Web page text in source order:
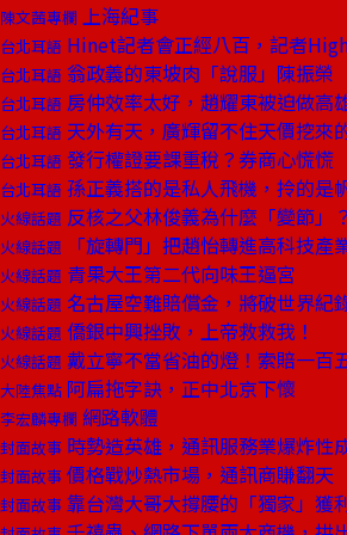
陳文茜專欄 上海紀事
台北耳語 Hinet記者會正經八百，記者
台北耳語 翁政義的東坡肉「說服」陳振榮
台北耳語 房仲效率太好，趙耀東被迫做高
台北耳語 天外有天，廣輝留不住天價挖來
台北耳語 發行權證要課重稅？券商心慌慌
台北耳語 孫正義搭的是私人飛機，拎的是
火線話題 反核之父林俊義為什麼「變節」？
火線話題 「旋轉門」把趙怡轉進高科技產
火線話題 青果大王第二代向味王逼宮
火線話題 名古屋空難賠償金，將破世界紀
火線話題 僑銀中興挫敗，上帝救救我！
火線話題 戴立寧不當省油的燈！索賠一百
大陸焦點 阿扁拖字訣，正中北京下懷
李宏麟專欄 網路軟體
封面故事 時勢造英雄，通訊服務業爆炸性
封面故事 價格戰炒熱市場，通訊商賺翻天
封面故事 靠台灣大哥大撐腰的「獨家」獲